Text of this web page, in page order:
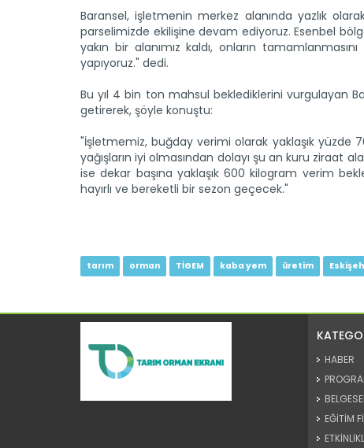
Baransel, işletmenin merkez alanında yazlık
parselimizde ekilişine devam ediyoruz. Esenbel
yakın bir alanımız kaldı, onların
yapıyoruz." dedi.
Bu yıl 4 bin ton mahsul beklediklerini vurgulayan
getirerek, şöyle konuştu:
"İşletmemiz, buğday verimi olarak yaklaşık yüzde
yağışların iyi olmasından dolayı şu an kuru ziraat
ise dekar başına yaklaşık 600 kilogram verim
hayırlı ve bereketli bir sezon geçecek."
tarım orman TİGEM kaba yem üretim
HABER
EĞİTİM